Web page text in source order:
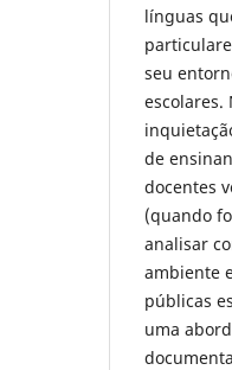
línguas
seu
escolares.
de
docentes
(quando
analisar
ambiente
públicas
uma